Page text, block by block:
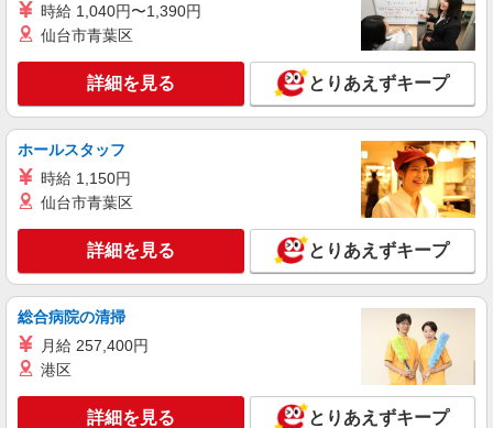
派遣社員
株式会社テクノ・サービス/お仕事No/0907833
製品の検査・箱詰め
時給1300円交通費全額支給
山口県宇部市 ＊車・バイク通勤OK
キープ 詳細を見る
株式会社テクノ・サービス/お仕事No/0873278
山口県宇部市 ＊車・バイク通勤OK
キープ 詳細を見る
時給 1,040円〜1,390円
仙台市青葉区
詳細を見る とりあえずキープ
ホールスタッフ
時給 1,150円
仙台市青葉区
詳細を見る とりあえずキープ
総合病院の清掃
月給 257,400円
港区
詳細を見る とりあえずキープ